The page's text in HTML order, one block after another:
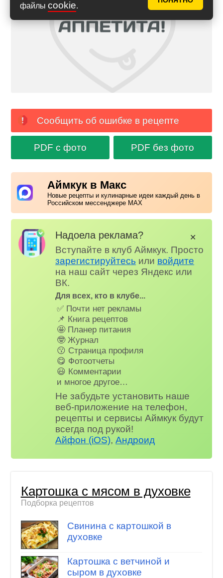
файлы cookie.
Сообщить об ошибке в рецепте
PDF с фото PDF без фото
Аймкук в Макс
Новые рецепты и кулинарные идеи каждый день в
Российском мессенджере MAX
Надоела реклама?
Вступайте в клуб Аймкук. Просто
зарегистируйтесь или войдите
на наш сайт через Яндекс или
ВК.
Для всех, кто в клубе...
✅ Почти нет рекламы
📌 Книга рецептов
🤩 Планер питания
🤓 Журнал
😗 Страница профиля
😋 Фотоотчеты
😃 Комментарии
и многое другое…
Не забудьте установить наше
веб-приложение на телефон,
рецепты и сервисы Аймкук будут
всегда под рукой!
Айфон (iOS),Андроид
✕
Картошка с мясом в духовке
Подборка рецептов
Свинина с картошкой в
духовке
Картошка с ветчиной и
сыром в духовке